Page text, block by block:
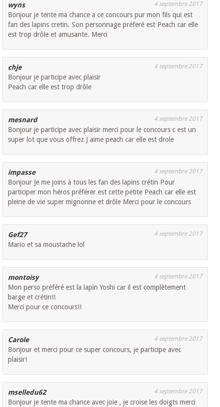
wyns 4 septembre 2017
Bonjour je tente ma chance a ce concours pur mon fils qui est
fan des lapins cretin. Son personnage préferé est Peach car elle
est trop drôle et amusante. Merci
chje 4 septembre 2017
Bonjour je participe avec plaisir
Peach car elle est trop drôle
mesnard 4 septembre 2017
Bonjour je participe avec plaisir merci pour le concours c est un
super lot que vous offrez J aime peach car elle est drole
impasse 4 septembre 2017
Bonjour Je me joins à tous les fan des lapins crétin Pour
participer mon héros préférer est cette petite Peach car elle est
pleine de vie super mignonne et drôle Merci pour le concours
Gef27 4 septembre 2017
Mario et sa moustache lol
montoisy 4 septembre 2017
Mon perso préféré est la lapin Yoshi car il est complètement
barge et crétin!!
Merci pour ce concours!!
Carole 4 septembre 2017
Bonjour et merci pour ce super concours, je participe avec
plaisir!
mselledu62 4 septembre 2017
Bonjour je tente ma chance avec joie , je croise les doigts merci